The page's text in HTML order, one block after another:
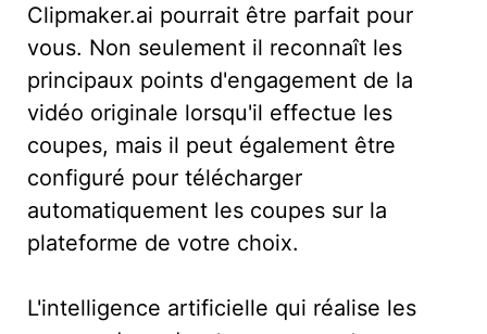
Clipmaker.ai pourrait être parfait pour
vous. Non seulement il reconnaît les
principaux points d'engagement de la
vidéo originale lorsqu'il effectue les
coupes, mais il peut également être
configuré pour télécharger
automatiquement les coupes sur la
plateforme de votre choix.
L'intelligence artificielle qui réalise les